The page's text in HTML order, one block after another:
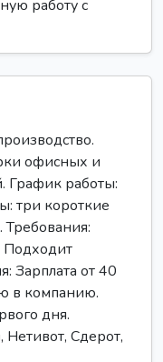
работу с
офисных и
График работы:
три короткие
Подходит
Зарплата от 40
в компанию.
дня.
Сдерот,